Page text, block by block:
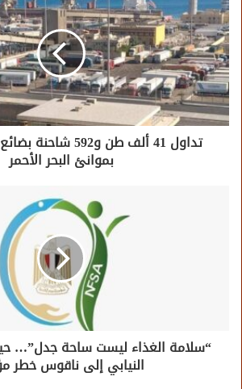
تداول 41 ألف طن
بموانئ البحر الأحمر
“سلامة الغذاء ليست ساحة جدل”…
النيابي إلى ناقوس خطر